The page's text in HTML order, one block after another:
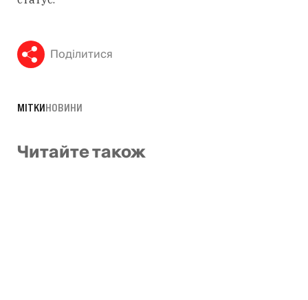
Поділитися
МІТКИНОВИНИ
Читайте також